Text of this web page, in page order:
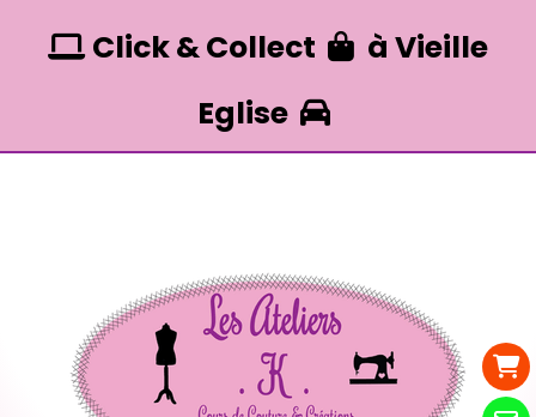
 Click & Collect  à Vieille
Eglise 